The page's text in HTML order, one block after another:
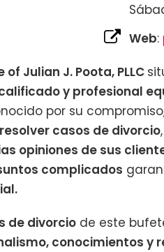
Web:
of Julian J. Poota, PLLC
y profesional
por su
casos de divorcio
opiniones de sus
complicados
de divorcio de este
conocimientos y